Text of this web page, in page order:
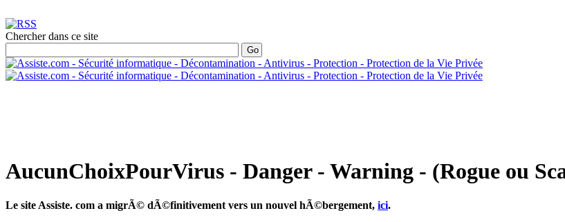
Chercher dans ce site
AucunChoixPourVirus - Danger - Warning - (Rogue ou
Le site Assiste. com a migrÃ© dÃ©finitivement vers un nouvel hÃ©bergement, ici.